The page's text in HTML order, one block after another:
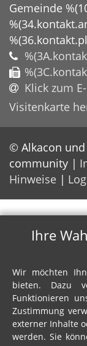
Gemeinde
Klick zum
Visitenkarte
© Alkacon
community
Hinweise
Ihre
Wir möchten
bieten. Dazu
Funktionieren
Zustimmung
externer Inhalte
werden. Sie